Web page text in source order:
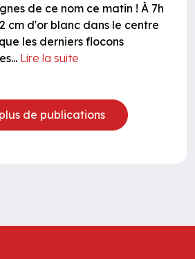
de ce nom ce matin ! À 7h
cm d'or blanc dans le centre
les derniers flocons
Lire la suite
de publications